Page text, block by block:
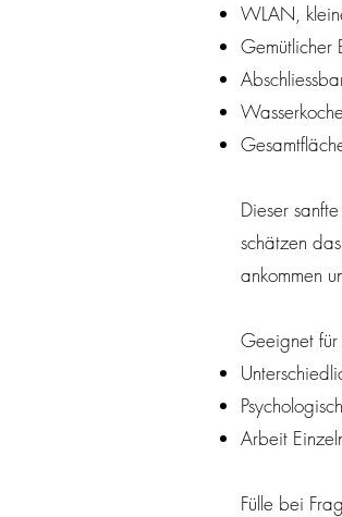
WLAN,
Gemütlicher
Dieser
schätzen
ankommen
Geeignet
Arbeit
Fülle bei